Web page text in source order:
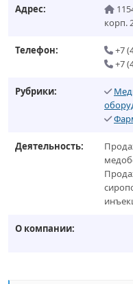
Адрес:
корп.
Телефон:
+7
+7
Рубрики:
Деятельность:
О компании: